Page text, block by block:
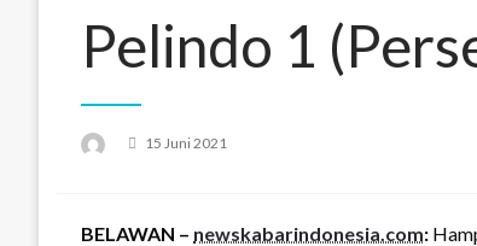
Pelindo 1
Posted
15 Juni 2021
BELAWAN – newskabarindonesia.com: